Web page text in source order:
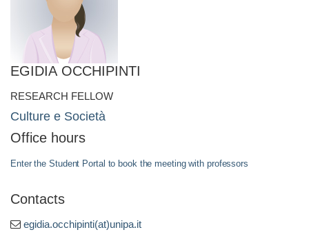
EGIDIA OCCHIPINTI
RESEARCH FELLOW
Culture e Società
Office hours
Enter the Student Portal to book the meeting with professors
Contacts
egidia.occhipinti(at)unipa.it